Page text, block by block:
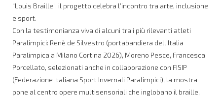
“Louis Braille”, il progetto celebra l’incontro tra arte, inclusione
e sport.
Con la testimonianza viva di alcuni tra i più rilevanti atleti
Paralimpici: Renè de Silvestro (portabandiera dell’Italia
Paralimpica a Milano Cortina 2026), Moreno Pesce, Francesca
Porcellato, selezionati anche in collaborazione con FISIP
(Federazione Italiana Sport Invernali Paralimpici), la mostra
pone al centro opere multisensoriali che inglobano il braille,